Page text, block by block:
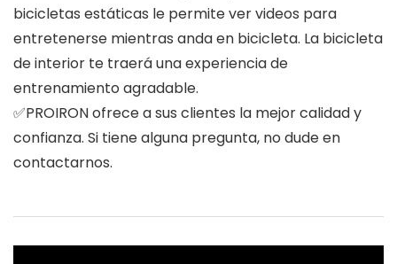
bicicletas estáticas le permite ver videos para
entretenerse mientras anda en bicicleta. La bicicleta
de interior te traerá una experiencia de
entrenamiento agradable.
✅PROIRON ofrece a sus clientes la mejor calidad y
confianza. Si tiene alguna pregunta, no dude en
contactarnos.